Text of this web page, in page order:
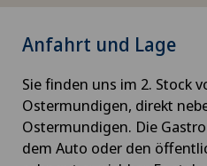
Anfahrt und Lage
Sie finden uns im 2. Stock
Ostermundigen, direkt
Ostermundigen. Die
dem Auto oder den